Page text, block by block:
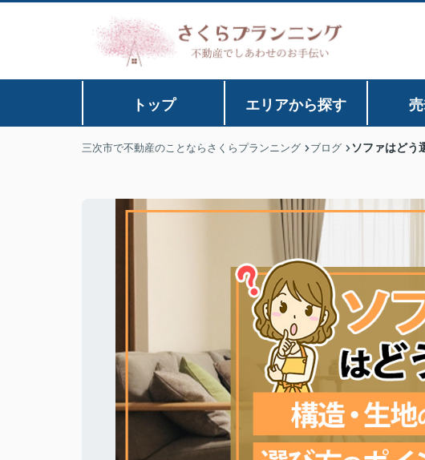
トップ エリアから探す
三次市で不動産のことならさくらプランニング ブログ ソファはどう